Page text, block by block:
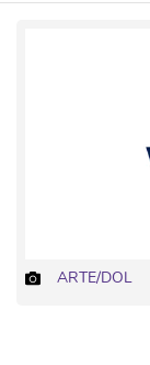
ARTE/DOL